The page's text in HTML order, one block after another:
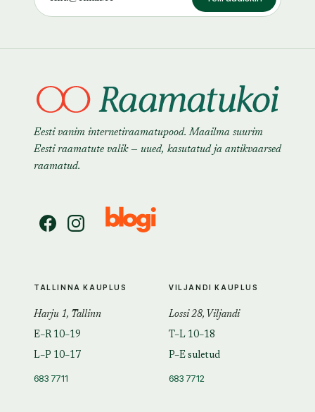
Eesti vanim internetiraamatupood. Maailma suurim
Eesti raamatute valik — uued, kasutatud ja antikvaarsed
raamatud.
TALLINNA KAUPLUS
Harju 1, Tallinn
E–R 10–19
L–P 10–17
683 7711
VILJANDI KAUPLUS
Lossi 28, Viljandi
T–L 10–18
P–E suletud
683 7712